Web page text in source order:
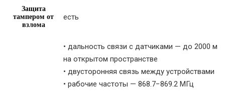
Защита
тампером от
взлома
есть
• дальность связи с датчиками — до 2000 м
на открытом пространстве
• двусторонняя связь между устройствами
• рабочие частоты — 868.7−869.2 МГц